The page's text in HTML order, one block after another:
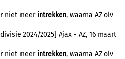
niet meer intrekken, waarna AZ olv
2024/2025] Ajax - AZ, 16 maart
niet meer intrekken, waarna AZ olv